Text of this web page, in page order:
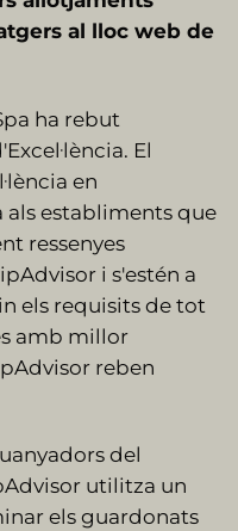
al lloc web de
ha rebut
El
en
establiments que
ressenyes
i s'estén a
els requisits de tot
amb millor
reben
del
utilitza un
els guardonats